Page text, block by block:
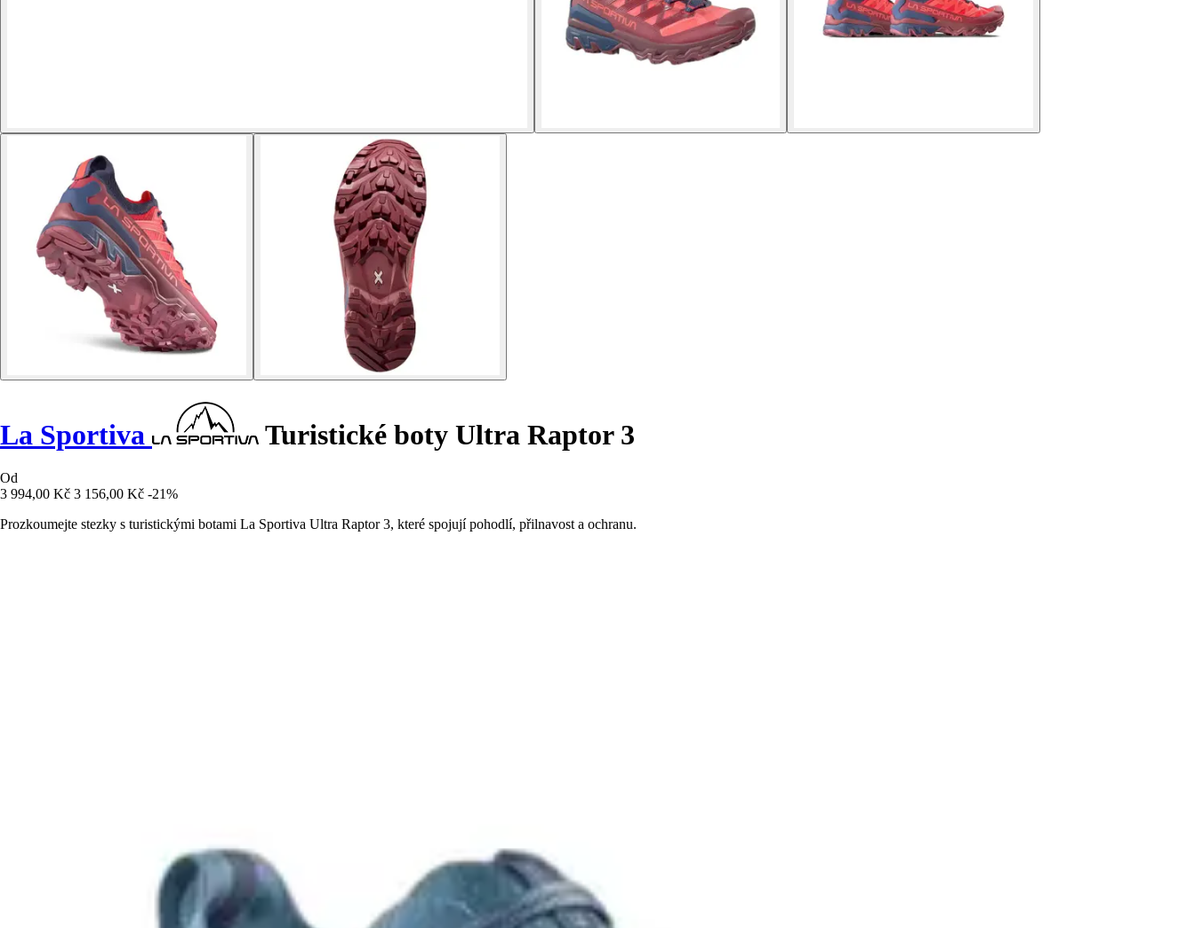
La Sportiva Turistické boty Ultra Raptor 3
Od
3 994,00 Kč 3 156,00 Kč -21%
Prozkoumejte stezky s turistickými botami La Sportiva Ultra Raptor 3, které spojují pohodlí, přilnavost a ochranu.